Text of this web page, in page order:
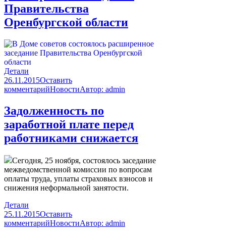
Правительства
Оренбургской области
Детали
26.11.2015Оставить
комментарийНовостиАвтор: admin
Задолженность по
заработной плате перед
работниками снижается
Сегодня, 25 ноября, состоялось заседание
межведомственной комиссии по вопросам
оплаты труда, уплаты страховых взносов и
снижения неформальной занятости.
Детали
25.11.2015Оставить
комментарийНовостиАвтор: admin